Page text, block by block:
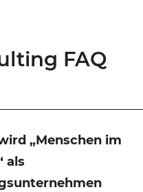
FAQ
„Menschen im
als